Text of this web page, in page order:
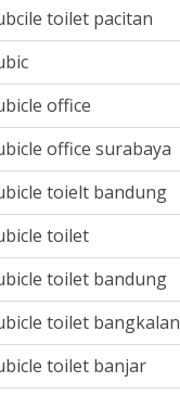
toilet pacitan
office
office surabaya
toielt bandung
toilet
toilet bandung
toilet bangkalan
toilet banjar